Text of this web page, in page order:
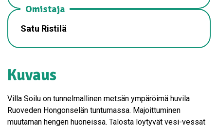
Omistaja
Satu Ristilä
Kuvaus
Villa Soilu on tunnelmallinen metsän ympäröimä huvila
Ruoveden Hongonselän tuntumassa. Majoittuminen
muutaman hengen huoneissa. Talosta löytyvät vesi-vessat